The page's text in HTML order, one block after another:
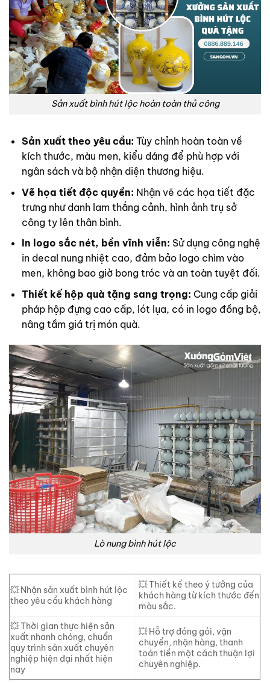
Sản xuất bình hút lộc hoàn toàn thủ công
Sản xuất theo yêu cầu: Tùy chỉnh hoàn toàn về
kích thước, màu men, kiểu dáng để phù hợp với
ngân sách và bộ nhận diện thương hiệu.
Vẽ họa tiết độc quyền: Nhận vẽ các họa tiết đặc
trưng như danh lam thắng cảnh, hình ảnh trụ sở
công ty lên thân bình.
In logo sắc nét, bền vĩnh viễn: Sử dụng công nghệ
in decal nung nhiệt cao, đảm bảo logo chìm vào
men, không bao giờ bong tróc và an toàn tuyệt đối.
Thiết kế hộp quà tặng sang trọng: Cung cấp giải
pháp hộp đựng cao cấp, lót lụa, có in logo đồng bộ,
nâng tầm giá trị món quà.
Lò nung bình hút lộc
💥 Nhận sản xuất bình hút lộc
theo yêu cầu khách hàng
💥 Thiết kế theo ý tưởng của
khách hàng từ kích thước đến
màu sắc.
💥 Thời gian thực hiện sản
xuất nhanh chóng, chuẩn
quy trình sản xuất chuyên
nghiệp hiện đại nhất hiện
nay
💥 Hỗ trợ đóng gói, vận
chuyển, nhận hàng, thanh
toán tiền một cách thuận lợi
chuyên nghiệp.